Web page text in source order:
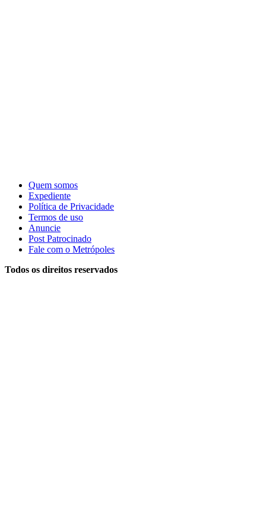
Quem somos
Expediente
Política de Privacidade
Termos de uso
Anuncie
Post Patrocinado
Fale com o Metrópoles
Todos os direitos reservados